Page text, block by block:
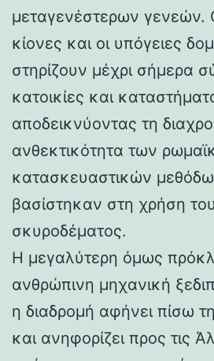
μεταγενέστερων γενεών.
κίονες και οι υπόγειες
στηρίζουν μέχρι σήμερα
κατοικίες και
αποδεικνύοντας τη
ανθεκτικότητα των
κατασκευαστικών
βασίστηκαν στη χρήση
σκυροδέματος.
Η μεγαλύτερη όμως
ανθρώπινη μηχανική
η διαδρομή αφήνει πίσω
και ανηφορίζει προς τις